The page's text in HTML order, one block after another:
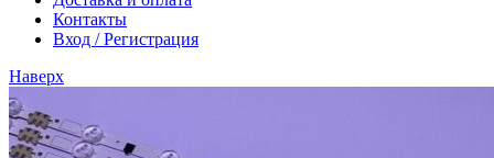
Контакты
Вход / Регистрация
Наверх